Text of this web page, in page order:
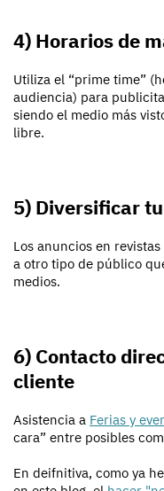
4) Horarios de
Utiliza el “prime time”
audiencia) para
siendo el medio más
libre.
5) Diversificar
Los anuncios en
a otro tipo de público
medios.
6) Contacto
cliente
Asistencia a Ferias y
cara” entre posibles
En deifnitiva, como ya